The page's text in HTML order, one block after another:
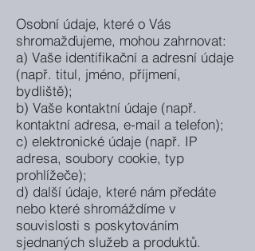
Osobní údaje, které o Vás
shromažďujeme, mohou zahrnovat:
a) Vaše identifikační a adresní údaje
(např. titul, jméno, příjmení,
bydliště);
b) Vaše kontaktní údaje (např.
kontaktní adresa, e-mail a telefon);
c) elektronické údaje (např. IP
adresa, soubory cookie, typ
prohlížeče);
d) další údaje, které nám předáte
nebo které shromáždíme v
souvislosti s poskytováním
sjednaných služeb a produktů.